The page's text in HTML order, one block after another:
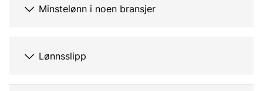
Minstelønn i noen bransjer
Lønnsslipp